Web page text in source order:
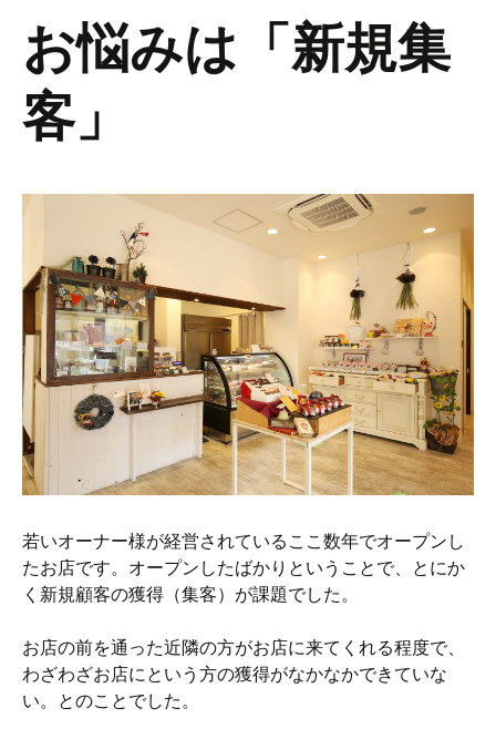
お悩みは「新規集
客」
若いオーナー様が経営されているここ数年でオープンし
たお店です。オープンしたばかりということで、とにか
く新規顧客の獲得（集客）が課題でした。
お店の前を通った近隣の方がお店に来てくれる程度で、
わざわざお店にという方の獲得がなかなかできていな
い。とのことでした。